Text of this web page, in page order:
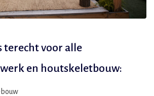
terecht voor alle
en houtskeletbouw: